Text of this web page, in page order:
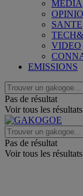
MEDIA
SANTE
VIDEO
EMISSIONS
Pas de résultat
Voir tous les résultats
Pas de résultat
Voir tous les résultats